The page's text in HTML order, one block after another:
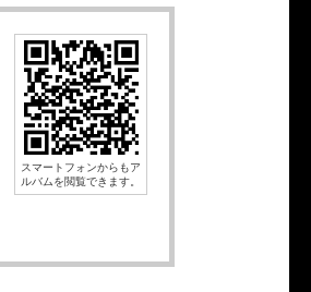
スマートフォンからもア
ルバムを閲覧できます。